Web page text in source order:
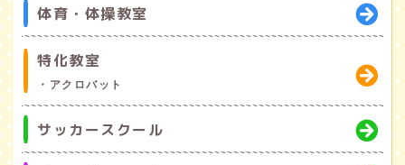
体育・体操教室
特化教室
・アクロバット
サッカースクール